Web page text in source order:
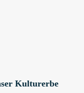
Kulturerbe